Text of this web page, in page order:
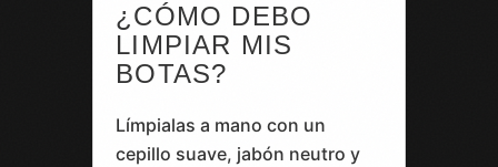
¿CÓMO DEBO
LIMPIAR MIS
BOTAS?
Límpialas a mano con un
cepillo suave, jabón neutro y